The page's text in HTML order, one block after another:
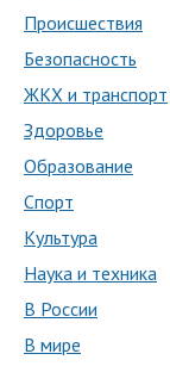
Происшествия
Безопасность
ЖКХ и транспорт
Здоровье
Образование
Спорт
Культура
Наука и техника
В России
В мире